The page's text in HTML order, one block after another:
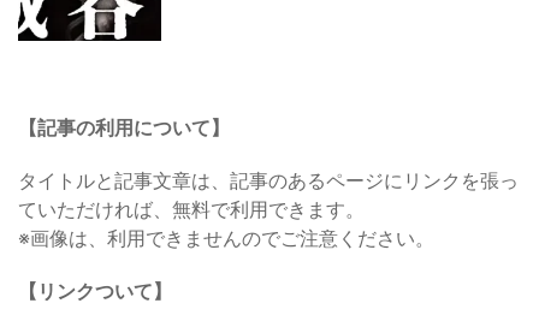
【記事の利用について】
タイトルと記事文章は、記事のあるページにリンクを張っ
ていただければ、無料で利用できます。
※画像は、利用できませんのでご注意ください。
【リンクついて】